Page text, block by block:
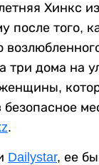
Хинкс
после того,
три дома на
безопасное
.
Dailystar, ее